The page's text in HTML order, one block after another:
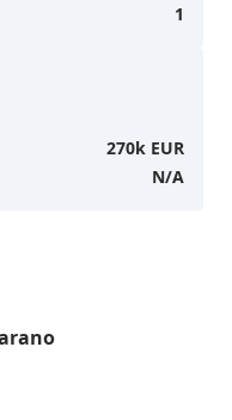
1
270k EUR
N/A